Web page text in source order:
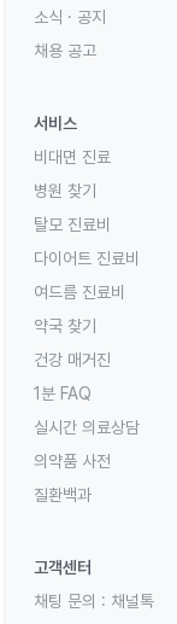
소식 · 공지
채용 공고
서비스
비대면 진료
병원 찾기
탈모 진료비
다이어트 진료비
여드름 진료비
약국 찾기
건강 매거진
1분 FAQ
실시간 의료상담
의약품 사전
질환백과
고객센터
채팅 문의 : 채널톡